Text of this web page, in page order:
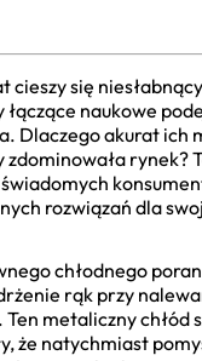
cieszy się
naukowe
Dlaczego akurat ich
rynek?
rozwiązań dla
chłodnego
rąk przy
metaliczny chłód
że natychmiast